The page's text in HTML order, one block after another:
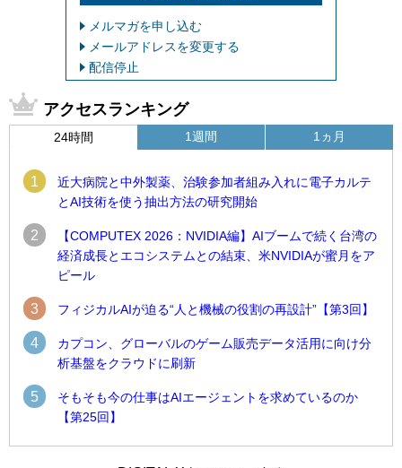
メルマガを申し込む
メールアドレスを変更する
配信停止
アクセスランキング
24時間
1
近大病院と中外製薬、治験参加者組み入れに電子カルテ
とAI技術を使う抽出方法の研究開始
2
【COMPUTEX 2026：NVIDIA編】AIブームで続く台湾の
経済成長とエコシステムとの結束、米NVIDIAが蜜月をア
ピール
3 フィジカルAIが迫る“人と機械の役割の再設計”【第3回】
4
カプコン、グローバルのゲーム販売データ活用に向け分
析基盤をクラウドに刷新
5
そもそも今の仕事はAIエージェントを求めているのか
【第25回】
1週間 1ヵ月